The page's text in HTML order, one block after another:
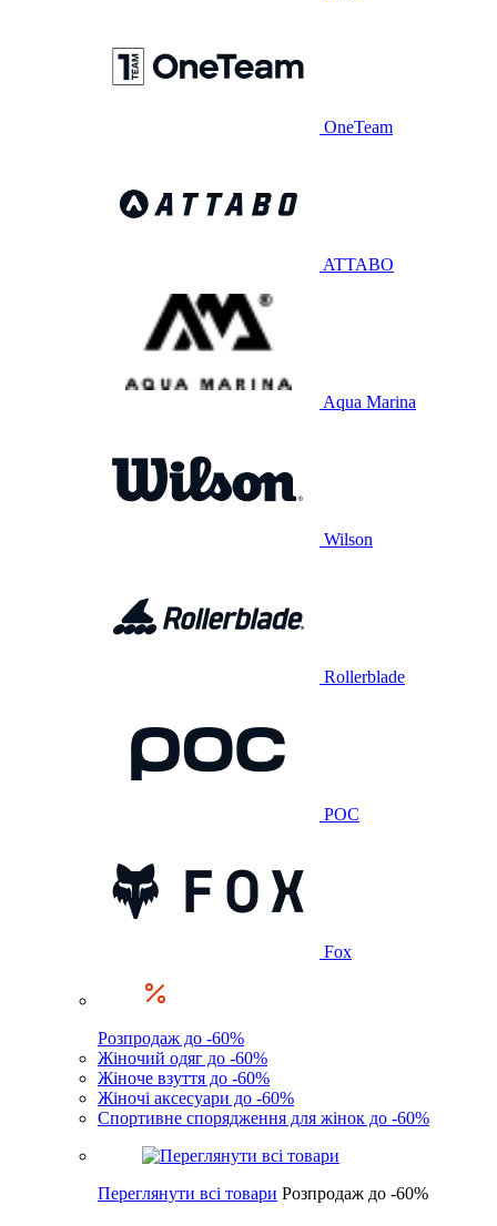
OneTeam
ATTABO
Aqua Marina
Wilson
Rollerblade
POC
Fox
Розпродаж до -60%
Жіночий одяг до -60%
Жіноче взуття до -60%
Жіночі аксесуари до -60%
Спортивне спорядження для жінок до -60%
Переглянути всі товари Розпродаж до -60%